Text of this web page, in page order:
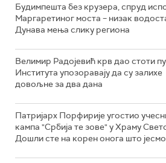
Будимпешта без крузера, спруд
Маргаретиног моста – низак
Дунава мења слику региона
Велимир Радојевић крв дао стоти
Института упозоравају да су залихе
довољне за два дана
Патријарх Порфирије угостио
кампа "Србија те зове" у Храму
Дошли сте на корен онога што јесмо